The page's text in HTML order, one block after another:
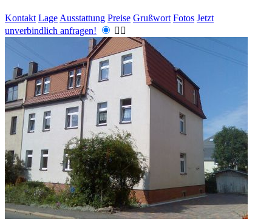
Kontakt Lage Ausstattung Preise Grußwort Fotos Jetzt
unverbindlich anfragen!
 